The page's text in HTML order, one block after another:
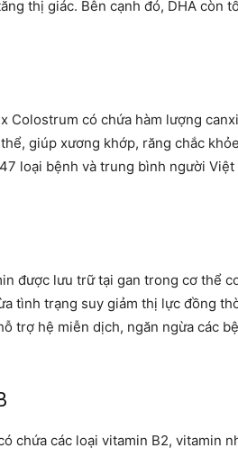
thị giác. Bên cạnh đó, DHA còn
Colostrum có chứa hàm lượng
giúp xương khớp, răng chắc
loại bệnh và trung bình người
được lưu trữ tại gan trong cơ thể
tình trạng suy giảm thị lực đồng
trợ hệ miễn dịch, ngăn ngừa các
chứa các loại vitamin B2, vitamin